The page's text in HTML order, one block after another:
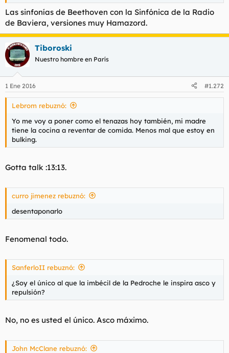
Las sinfonías de Beethoven con la Sinfónica de la Radio
de Baviera, versiones muy Hamazord.
Tiboroski
Nuestro hombre en París
1 Ene 2016 #1.272
Lebrom rebuznó:
Yo me voy a poner como el tenazas hoy también, mi madre
tiene la cocina a reventar de comida. Menos mal que estoy en
bulking.
Gotta talk :13:13.
curro jimenez rebuznó:
desentaponarlo
Fenomenal todo.
SanferloII rebuznó:
¿Soy el único al que la imbécil de la Pedroche le inspira asco y
repulsión?
No, no es usted el único. Asco máximo.
John McClane rebuznó: